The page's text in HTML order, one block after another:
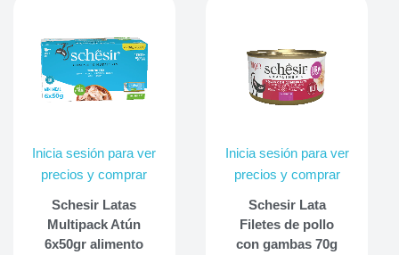
Inicia sesión para ver
precios y comprar
Schesir Latas
Multipack Atún
6x50gr alimento
Inicia sesión para ver
precios y comprar
Schesir Lata
Filetes de pollo
con gambas 70g